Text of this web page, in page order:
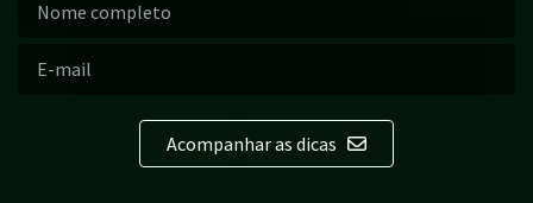
Acompanhar as dicas